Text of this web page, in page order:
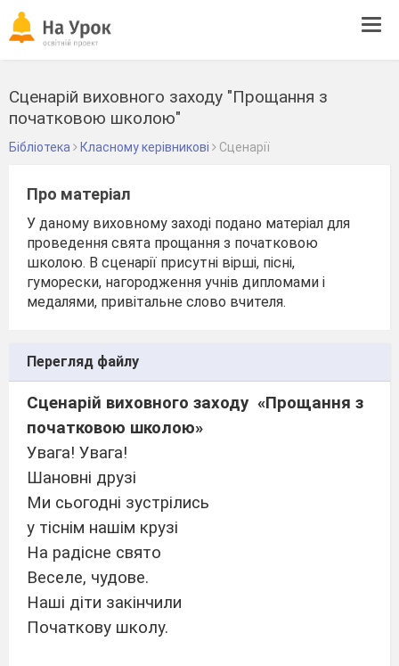
Сценарій виховного заходу "Прощання з
початковою школою"
Бібліотека Класному керівникові Сценарії
Про матеріал
У даному виховному заході подано матеріал для
проведення свята прощання з початковою
школою. В сценарії присутні вірші, пісні,
гуморески, нагородження учнів дипломами і
медалями, привітальне слово вчителя.
Перегляд файлу
Сценарій виховного заходу «Прощання з
початковою школою»
Увага! Увага!
Шановні друзі
Ми сьогодні зустрілись
у тіснім нашім крузі
На радісне свято
Веселе, чудове.
Наші діти закінчили
Початкову школу.